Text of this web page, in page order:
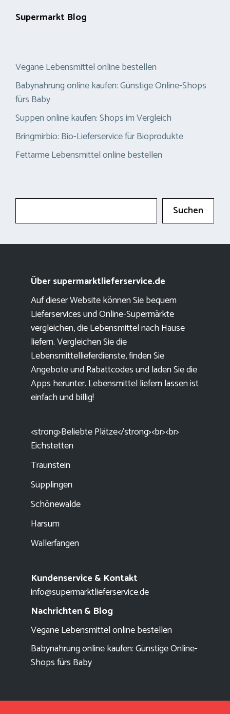
Supermarkt Blog
Vegane Lebensmittel online bestellen
Babynahrung online kaufen: Günstige Online-Shops
fürs Baby
Suppen online kaufen: Shops im Vergleich
Bringmirbio: Bio-Lieferservice für Bioprodukte
Fettarme Lebensmittel online bestellen
Suchen
Über supermarktlieferservice.de
Auf dieser Website können Sie bequem
Lieferservices und Online-Supermärkte
vergleichen, die Lebensmittel nach Hause
liefern. Vergleichen Sie die
Lebensmittellieferdienste, finden Sie
Angebote und Rabattcodes und laden Sie die
Apps herunter. Lebensmittel liefern lassen ist
einfach und billig!
<strong>Beliebte Plätze</strong><br><br>
Eichstetten
Traunstein
Süpplingen
Schönewalde
Harsum
Wallerfangen
Kundenservice & Kontakt
info@supermarktlieferservice.de
Nachrichten & Blog
Vegane Lebensmittel online bestellen
Babynahrung online kaufen: Günstige Online-
Shops fürs Baby